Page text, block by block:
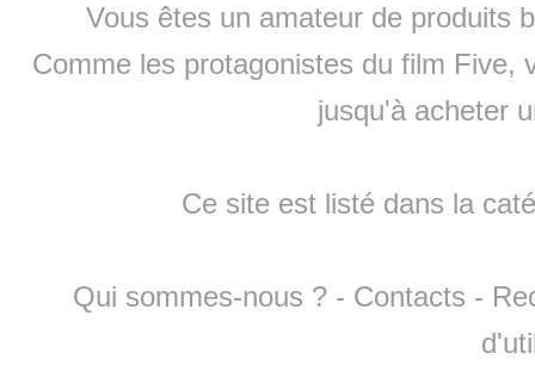
Vous êtes un amateur de produits
Comme les protagonistes du film Five,
jusqu'à acheter
Ce site est listé dans la
Qui sommes-nous ? - Contacts -